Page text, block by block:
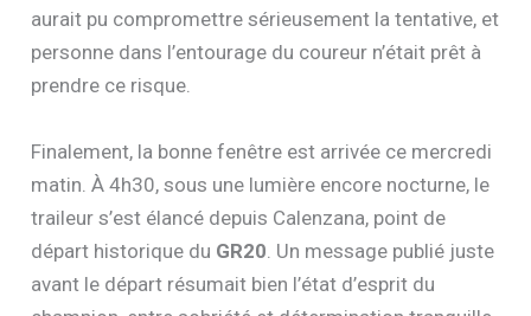
aurait pu compromettre sérieusement la tentative, et
personne dans l’entourage du coureur n’était prêt à
prendre ce risque.
Finalement, la bonne fenêtre est arrivée ce mercredi
matin. À 4h30, sous une lumière encore nocturne, le
traileur s’est élancé depuis Calenzana, point de
départ historique du GR20 . Un message publié juste
avant le départ résumait bien l’état d’esprit du